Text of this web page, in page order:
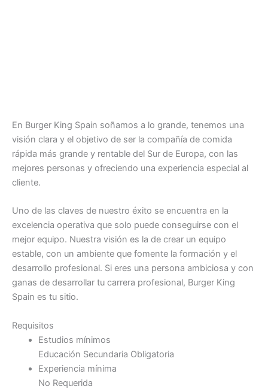
En Burger King Spain soñamos a lo grande, tenemos una
visión clara y el objetivo de ser la compañía de comida
rápida más grande y rentable del Sur de Europa, con las
mejores personas y ofreciendo una experiencia especial al
cliente.
Uno de las claves de nuestro éxito se encuentra en la
excelencia operativa que solo puede conseguirse con el
mejor equipo. Nuestra visión es la de crear un equipo
estable, con un ambiente que fomente la formación y el
desarrollo profesional. Si eres una persona ambiciosa y con
ganas de desarrollar tu carrera profesional, Burger King
Spain es tu sitio.
Requisitos
Estudios mínimos
Educación Secundaria Obligatoria
Experiencia mínima
No Requerida